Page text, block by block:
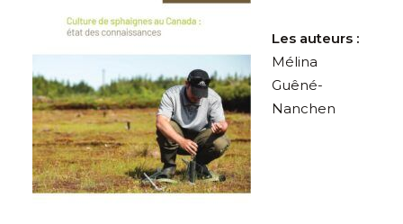
Les auteurs :
Mélina
Guêné-
Nanchen